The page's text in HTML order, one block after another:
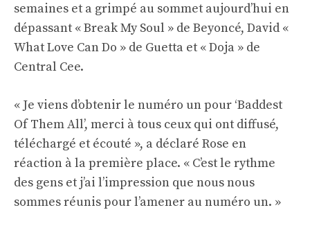
semaines et a grimpé au sommet aujourd’hui en
dépassant « Break My Soul » de Beyoncé, David «
What Love Can Do » de Guetta et « Doja » de
Central Cee.
« Je viens d’obtenir le numéro un pour ‘Baddest
Of Them All’, merci à tous ceux qui ont diffusé,
téléchargé et écouté », a déclaré Rose en
réaction à la première place. « C’est le rythme
des gens et j’ai l’impression que nous nous
sommes réunis pour l’amener au numéro un. »